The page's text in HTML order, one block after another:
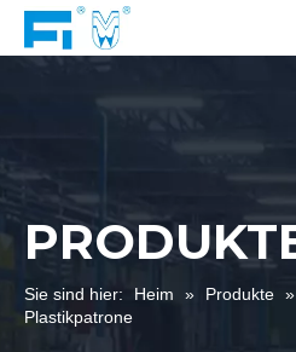
Sie sind hier: Heim » Produkte »
Plastikpatrone